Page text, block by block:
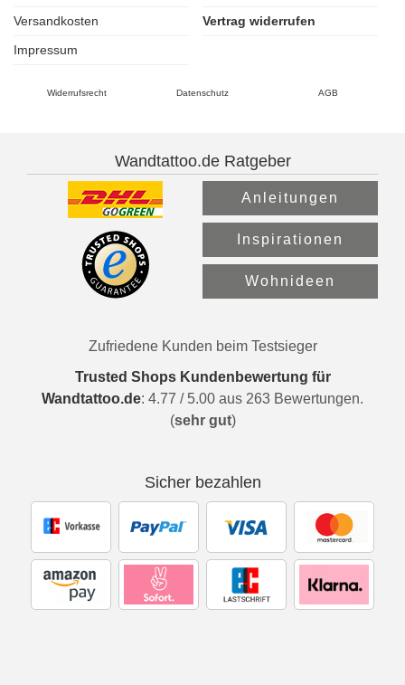
Versandkosten
Vertrag widerrufen
Impressum
Widerrufsrecht Datenschutz AGB
Wandtattoo.de Ratgeber
Anleitungen
Inspirationen
Wohnideen
Zufriedene Kunden beim Testsieger
Trusted Shops Kundenbewertung für
Wandtattoo.de: 4.77 / 5.00 aus 263 Bewertungen.
(sehr gut)
Sicher bezahlen